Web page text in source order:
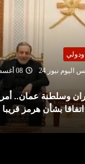
نيوز 24
07
روما.. إسبانيا تفرض
مراقبة أمام